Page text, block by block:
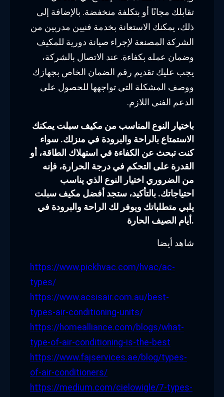
تقابلك مجانًا أو بتكلفة منخفضة. بالإضافة إلى
ذلك، يمكنك الاستعانة بخدمة فنيين مدربين من
الشركة المصنعة لإجراء صيانة دورية للمكيف
وضمان عمله بكفاءة. عند الاتصال بالشركة،
يجب عليك تقديم رقم الضمان الخاص بجهازك
ووصف المشكلة التي تواجهها للحصول على
الدعم الفني اللازم.
باختيار النوع المناسب من مكيف سبلت يمكنك
الاستمتاع بالراحة والبرودة في منزلك. سواء
كنت تبحث عن الكفاءة في استهلاك الطاقة، أو
القدرة على التحكم في درجة الحرارة، فإنه
من الضروري اختيار النوع الذي يناسب
احتياجاتك. بالتأكيد، ستجد أفضل مكيف سبلت
يلبي متطلباتك ويوفر لك الراحة والبرودة في
أيام الصيف الحارة.
شاهد أيضا
https://www.pickhvac.com/hvac/ac-
types/
https://www.acsisair.com.au/best-
types-air-conditioning-units/
https://homealliance.com/blogs/what-
type-of-air-conditioning-is-the-best
https://www.fajservices.ae/blog/types-
of-air-conditioners/
https://medium.com/cielowigle/7-types-